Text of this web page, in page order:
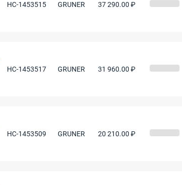
НС-1453515 GRUNER 37 290.00 ₽
НС-1453517 GRUNER 31 960.00 ₽
НС-1453509 GRUNER 20 210.00 ₽